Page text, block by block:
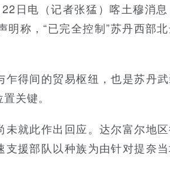
电（记者张猛）喀土穆消息
明称，“已完全控制”苏丹西部
得间的贸易枢纽，也是苏丹武
关键。
就此作出回应。达尔富尔地区
支援部队以种族为由针对提奈